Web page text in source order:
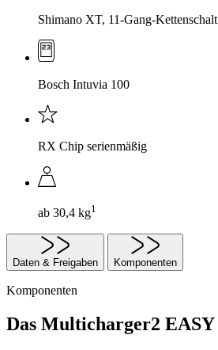
Shimano XT, 11-Gang-
Bosch Intuvia 100
RX Chip serienmäßig
ab 30,4 kg1
Daten & Freigaben Komponenten
Komponenten
Das Multicharger2